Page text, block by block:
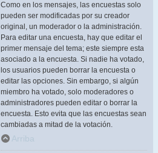
Como en los mensajes, las encuestas solo
pueden ser modificadas por su creador
original, un moderador o la administración.
Para editar una encuesta, hay que editar el
primer mensaje del tema; este siempre esta
asociado a la encuesta. Si nadie ha votado,
los usuarios pueden borrar la encuesta o
editar las opciones. Sin embargo, si algún
miembro ha votado, solo moderadores o
administradores pueden editar o borrar la
encuesta. Esto evita que las encuestas sean
cambiadas a mitad de la votación.
Arriba